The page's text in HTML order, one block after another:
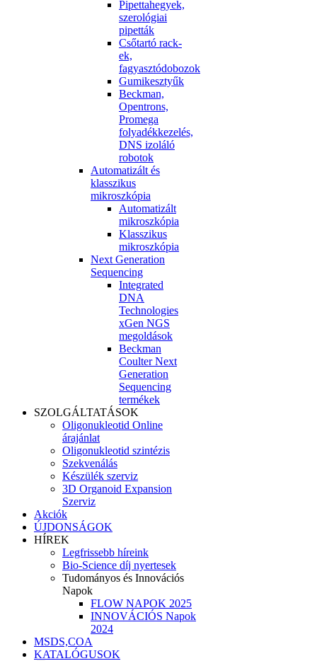
Pipettahegyek,
szerológiai
pipetták
Csőtartó rack-
ek,
fagyasztódobozok
Gumikesztyűk
Beckman,
Opentrons,
Promega
folyadékkezelés,
DNS izoláló
robotok
Automatizált és
klasszikus
mikroszkópia
Automatizált
mikroszkópia
Klasszikus
mikroszkópia
Next Generation
Sequencing
Integrated
DNA
Technologies
xGen NGS
megoldások
Beckman
Coulter Next
Generation
Sequencing
termékek
SZOLGÁLTATÁSOK
Oligonukleotid Online
árajánlat
Oligonukleotid szintézis
Szekvenálás
Készülék szerviz
3D Organoid Expansion
Szerviz
Akciók
ÚJDONSÁGOK
HÍREK
Legfrissebb híreink
Bio-Science díj nyertesek
Tudományos és Innovációs
Napok
FLOW NAPOK 2025
INNOVÁCIÓS Napok
2024
MSDS,COA
KATALÓGUSOK